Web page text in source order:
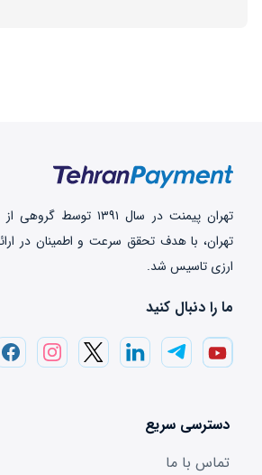
تهران‌ پیمنت در سال ۱۳۹۱
تهران، با هدف تحقق سرعت و اطمینان در
ارزی تاسیس شد.
ما را دنبال کنید
دسترسی سریع
تماس با ما